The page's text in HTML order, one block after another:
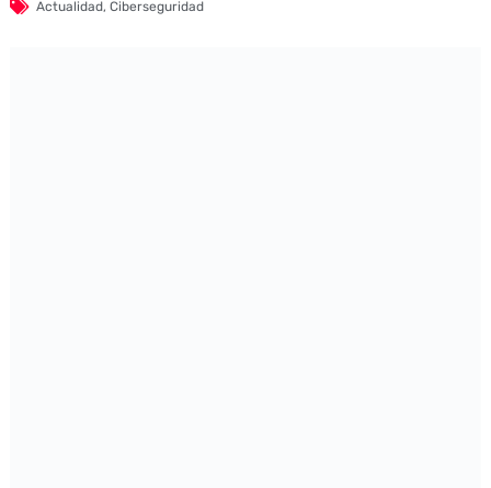
Actualidad, Ciberseguridad